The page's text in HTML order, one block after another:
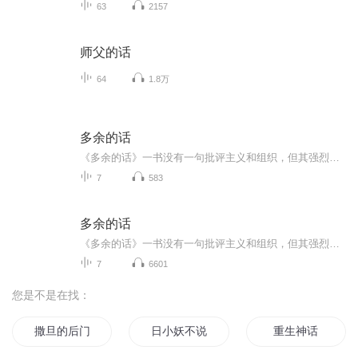
63 2157
师父的话
64 1.8万
多余的话
7 583
多余的话
7 6601
您是不是在找：
撒旦的后门 日小妖不说话 重生神话